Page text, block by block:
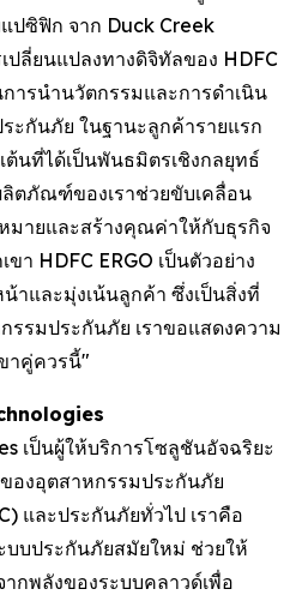
ปซิฟิก จาก Duck Creek
ปลี่ยนแปลงทางดิจิทัลของ HDFC
ารนำนวัตกรรมและการดำเนิน
ะกันภัย ในฐานะลูกค้ารายแรก
ต้นที่ได้เป็นพันธมิตรเชิงกลยุทธ์
ลิตภัณฑ์ของเราช่วยขับเคลื่อน
มายและสร้างคุณค่าให้กับธุรกิจ
า HDFC ERGO เป็นตัวอย่าง
าและมุ่งเน้นลูกค้า ซึ่งเป็นสิ่งที่
รมประกันภัย เราขอแสดงความ
าคู่ควรนี้"
เป็นผู้ให้บริการโซลูชันอัจฉริยะ
องอุตสาหกรรมประกันภัย
และประกันภัยทั่วไป เราคือ
บประกันภัยสมัยใหม่ ช่วยให้
กพลังของระบบคลาวด์เพื่อ